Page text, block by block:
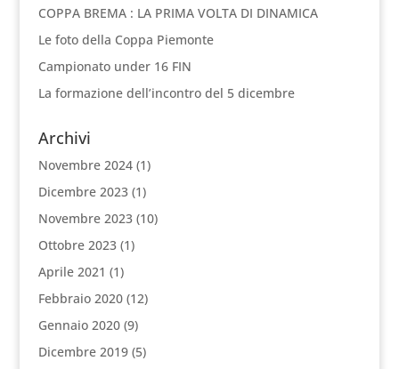
COPPA BREMA : LA PRIMA VOLTA DI DINAMICA
Le foto della Coppa Piemonte
Campionato under 16 FIN
La formazione dell’incontro del 5 dicembre
Archivi
Novembre 2024(1)
Dicembre 2023(1)
Novembre 2023(10)
Ottobre 2023(1)
Aprile 2021 (1)
Febbraio 2020(12)
Gennaio 2020(9)
Dicembre 2019(5)